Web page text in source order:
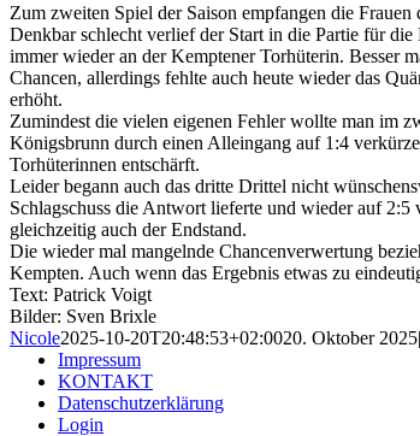
Zum zweiten Spiel der Saison empfangen die
Denkbar schlecht verlief der Start in die Partie für
immer wieder an der Kemptener Torhüterin. Besser
Chancen, allerdings fehlte auch heute wieder das
erhöht.
Zumindest die vielen eigenen Fehler wollte man im
Königsbrunn durch einen Alleingang auf 1:4
Torhüterinnen entschärft.
Leider begann auch das dritte Drittel nicht
Schlagschuss die Antwort lieferte und wieder auf
gleichzeitig auch der Endstand.
Die wieder mal mangelnde Chancenverwertung
Kempten. Auch wenn das Ergebnis etwas zu
Text: Patrick Voigt
Bilder: Sven Brixle
Nicole2025-10-20T20:48:53+02:0020. Oktober 2025|
Impressum
KONTAKT
Datenschutzerklärung
Login